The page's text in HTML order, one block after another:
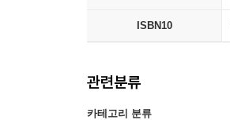
ISBN10
관련분류
카테고리 분류